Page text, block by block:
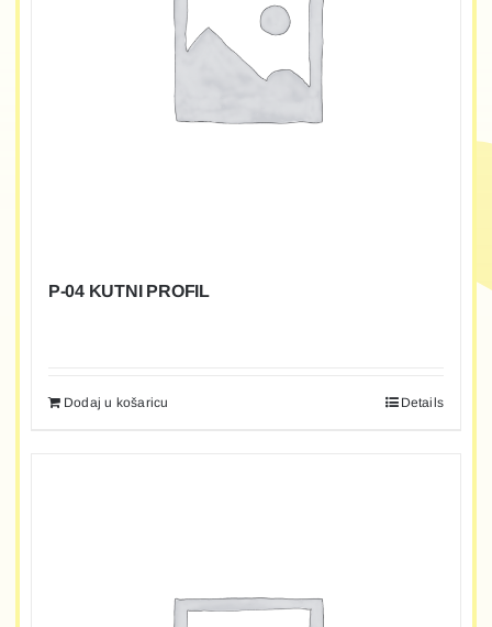
P-04 KUTNI PROFIL
Dodaj u košaricu Details